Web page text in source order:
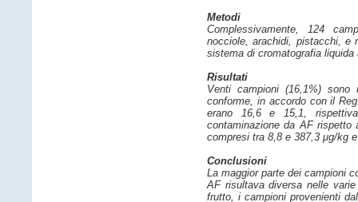
Metodi
Complessivamente, 124
nocciole, arachidi, pistacchi, e
sistema di cromatografia liquida
Risultati
Venti campioni (16,1%)
conforme, in accordo con il
erano 16,6 e 15,1,
contaminazione da AF
compresi tra 8,8 e 387,3 μg/kg
Conclusioni
La maggior parte dei campioni
AF risultava diversa nelle
frutto, i campioni provenienti